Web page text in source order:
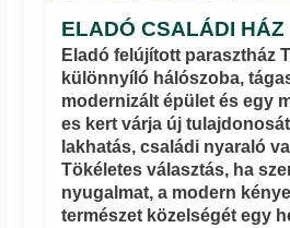
ELADÓ CSALÁDI HÁZ
Eladó felújított parasztház
különnyíló hálószoba,
modernizált épület és egy
es kert várja új
lakhatás, családi nyaraló
Tökéletes választás, ha
nyugalmat, a modern
természet közelségét egy